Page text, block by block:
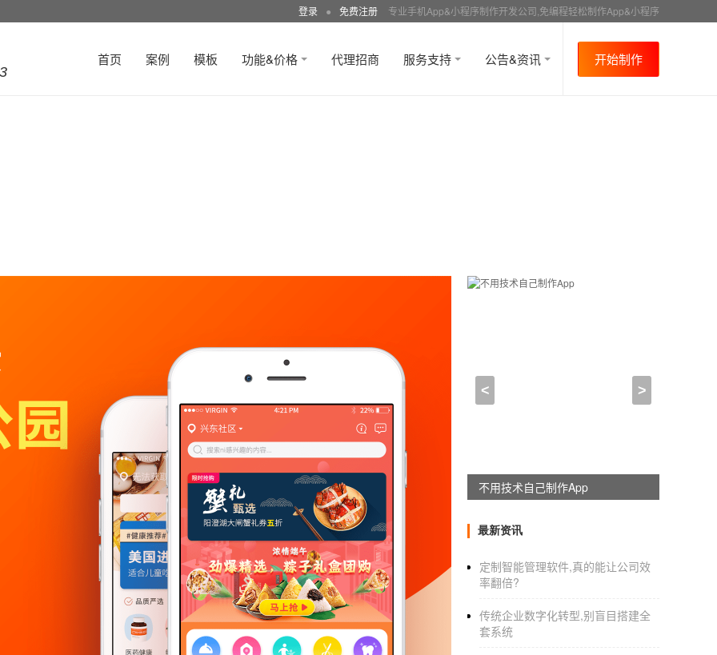
登录 ● 免费注册 专业手机App&小程序制作开发公司,免编程轻松制作App&小程序
首页 案例 模板 功能&价格 代理招商 服务支持 公告&资讯 开始制作
2020-11-20 12:00:00
建，为学生们提供在线的上课的服务体验。
上的发展带来更多的可能。而且未来的教育
那在线上课app
1、在线直播上课直播上课已经不是什么新鲜
行上课的体验。改变了传统的教育上课的方
提问的渠道，向老师提出在上课过程中的疑
题可以得到及时的解答。
< >
不用技术自己制作App
最新资讯
定制智能管理软件,真的能让公司效
率翻倍?
传统企业数字化转型,别盲目搭建全
套系统